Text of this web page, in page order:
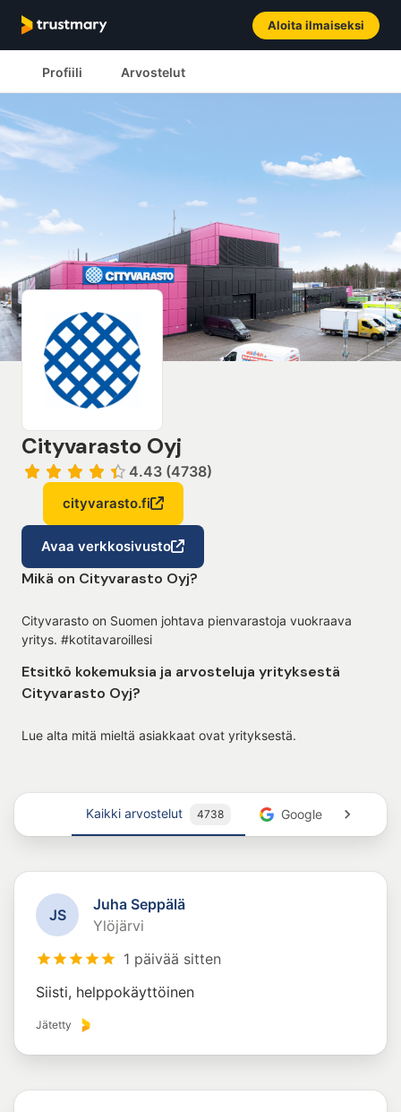
Aloita ilmaiseksi
Profiili Arvostelut
Cityvarasto Oyj
4.43 (4738)
cityvarasto.fi
Avaa verkkosivusto
Mikä on Cityvarasto Oyj?
Cityvarasto on Suomen johtava pienvarastoja vuokraava
yritys. #kotitavaroillesi
Etsitkö kokemuksia ja arvosteluja yrityksestä
Cityvarasto Oyj?
Lue alta mitä mieltä asiakkaat ovat yrityksestä.
Kaikki arvostelut 4738 Google 843
JS
Juha Seppälä
Ylöjärvi
1 päivää sitten
Siisti, helppokäyttöinen
Jätetty